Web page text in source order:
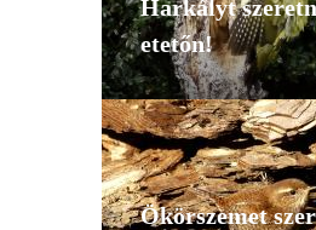
Harkályt
etetőn!
Ökörszemet